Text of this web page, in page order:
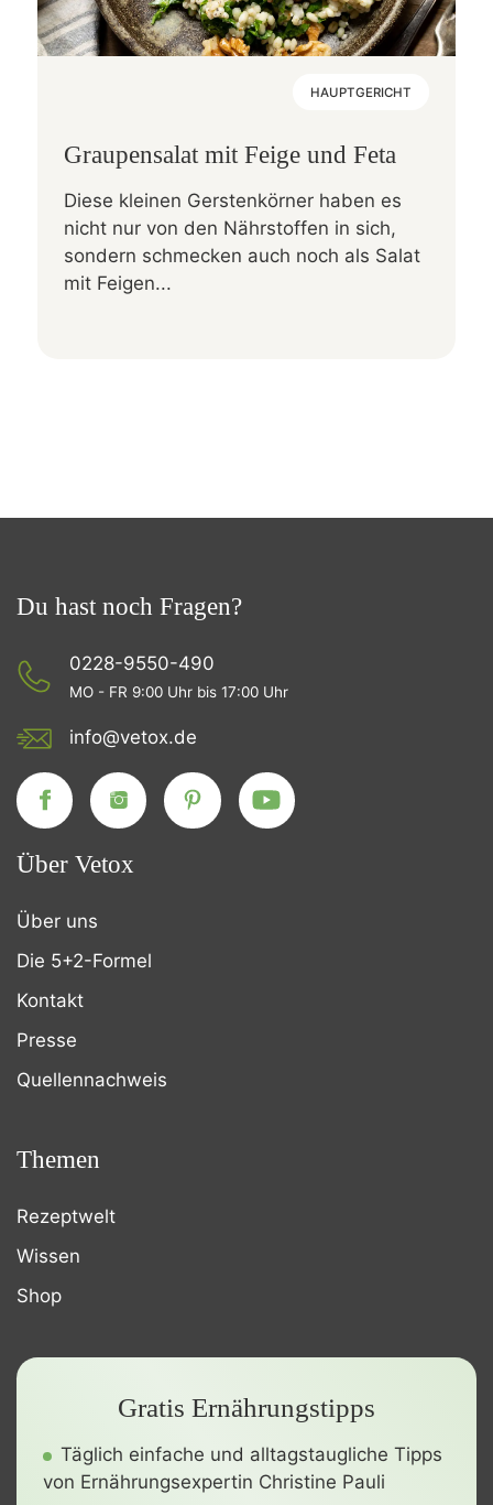
HAUPTGERICHT
Graupensalat mit Feige und Feta
Diese kleinen Gerstenkörner haben es
nicht nur von den Nährstoffen in sich,
sondern schmecken auch noch als Salat
mit Feigen...
Du hast noch Fragen?
0228-9550-490
MO - FR 9:00 Uhr bis 17:00 Uhr
info@vetox.de
Über Vetox
Über uns
Die 5+2-Formel
Kontakt
Presse
Quellennachweis
Themen
Rezeptwelt
Wissen
Shop
Gratis Ernährungstipps
Täglich einfache und alltagstaugliche Tipps
von Ernährungsexpertin Christine Pauli